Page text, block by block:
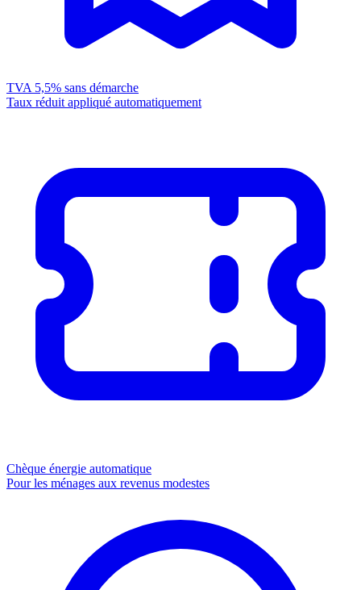
TVA 5,5% sans démarche
Taux réduit appliqué automatiquement
Chèque énergie automatique
Pour les ménages aux revenus modestes